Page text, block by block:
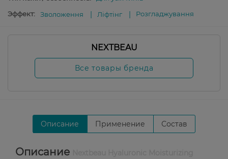
Эффект:
Зволоження Ліфтінг Розгладжування
NEXTBEAU
Все товары бренда
Описание Применение Состав
Описание